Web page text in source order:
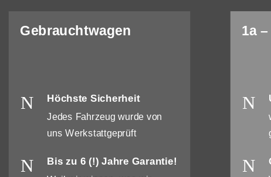
Gebrauchtwagen
N Höchste Sicherheit
Jedes Fahrzeug wurde von
uns Werkstattgeprüft
N Bis zu 6 (!) Jahre Garantie!
1a
N
N